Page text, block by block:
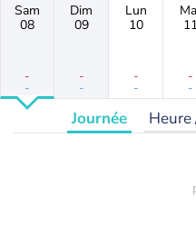
Sam
08
-
-
Dim
09
-
-
Lun
10
-
-
-
-
Journée Heure